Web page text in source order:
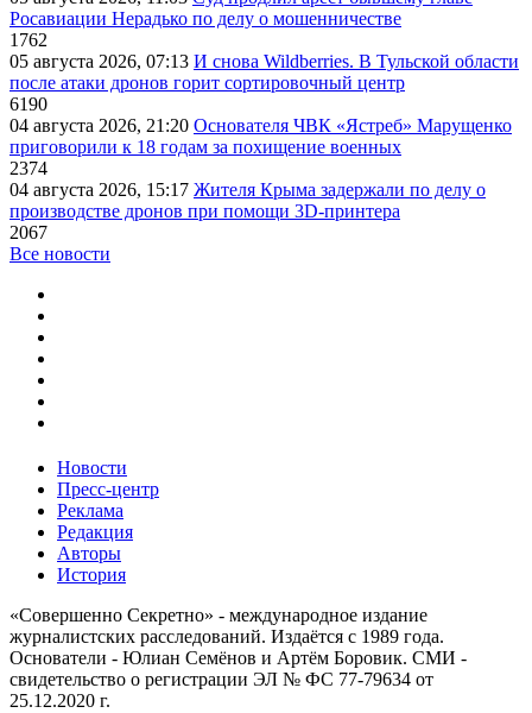
Росавиации Нерадько по делу о мошенничестве
1762
05 августа 2026, 07:13 И снова Wildberries. В Тульской области
после атаки дронов горит сортировочный центр
6190
04 августа 2026, 21:20 Основателя ЧВК «Ястреб» Марущенко
приговорили к 18 годам за похищение военных
2374
04 августа 2026, 15:17 Жителя Крыма задержали по делу о
производстве дронов при помощи 3D‑принтера
2067
Все новости
Новости
Пресс-центр
Реклама
Редакция
Авторы
История
«Совершенно Секретно» - международное издание
журналистских расследований. Издаётся с 1989 года.
Основатели - Юлиан Семёнов и Артём Боровик. CМИ -
свидетельство о регистрации ЭЛ № ФС 77-79634 от
25.12.2020 г.